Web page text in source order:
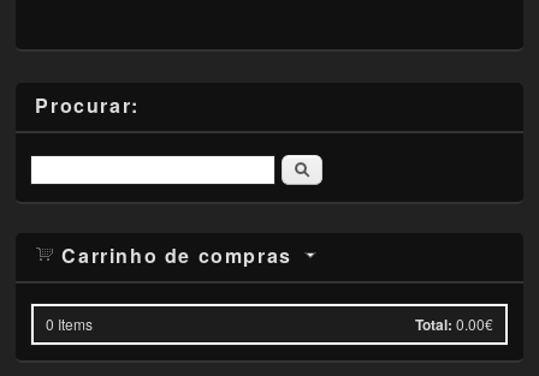
Procurar:
Pesquisar
Carrinho de compras
0 Items Total: 0.00€